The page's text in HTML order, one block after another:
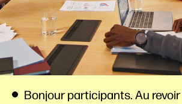
Bonjour participants. Au